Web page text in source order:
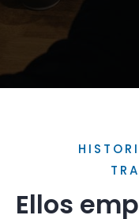
Ellos